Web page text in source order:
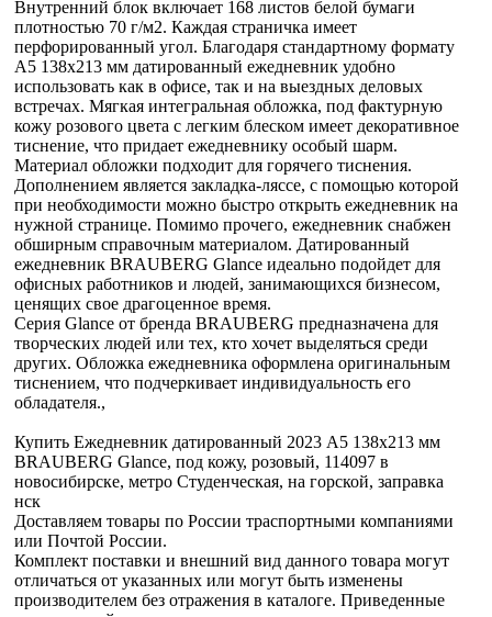
Внутренний блок включает 168 листов белой бумаги
плотностью 70 г/м2. Каждая страничка имеет
перфорированный угол. Благодаря стандартному формату
А5 138х213 мм датированный ежедневник удобно
использовать как в офисе, так и на выездных деловых
встречах. Мягкая интегральная обложка, под фактурную
кожу розового цвета с легким блеском имеет декоративное
тиснение, что придает ежедневнику особый шарм.
Материал обложки подходит для горячего тиснения.
Дополнением является закладка-ляссе, с помощью которой
при необходимости можно быстро открыть ежедневник на
нужной странице. Помимо прочего, ежедневник снабжен
обширным справочным материалом. Датированный
ежедневник BRAUBERG Glance идеально подойдет для
офисных работников и людей, занимающихся бизнесом,
ценящих свое драгоценное время.
Серия Glance от бренда BRAUBERG предназначена для
творческих людей или тех, кто хочет выделяться среди
других. Обложка ежедневника оформлена оригинальным
тиснением, что подчеркивает индивидуальность его
обладателя.,
Купить Ежедневник датированный 2023 А5 138x213 мм
BRAUBERG Glance, под кожу, розовый, 114097 в
новосибирске, метро Студенческая, на горской, заправка
нск
Доставляем товары по России траспортными компаниями
или Почтой России.
Комплект поставки и внешний вид данного товара могут
отличаться от указанных или могут быть изменены
производителем без отражения в каталоге. Приведенные